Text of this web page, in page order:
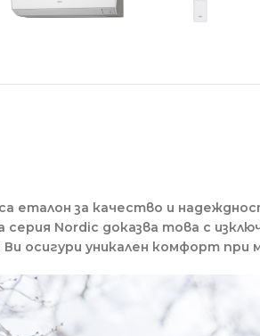
еталон за качество и
серия Nordic доказва това с
осигури уникален комфорт при